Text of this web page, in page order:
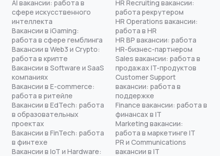
AI вакансии: работа в
сфере искусственного
интеллекта
Вакансии в iGaming:
работа в сфере гемблинга
Вакансии в Web3 и Crypto:
работа в крипте
Вакансии в Software и SaaS
компаниях
Вакансии в E-commerce:
работа в ритейле
Вакансии в EdTech: работа
в образовательных
проектах
Вакансии в FinTech: работа
в финтехе
Вакансии в IoT и Hardware:
HR Recruiting вакансии:
работа рекрутером
HR Operations вакансии:
работа в HR
HR BP вакансии: работа
HR-бизнес-партнером
Sales вакансии: работа в
продажах IT-продуктов
Customer Support
вакансии: работа в
поддержке
Finance вакансии: работа в
финансах в IT
Marketing вакансии:
работа в маркетинге IT
PR и Communications
вакансии в IT